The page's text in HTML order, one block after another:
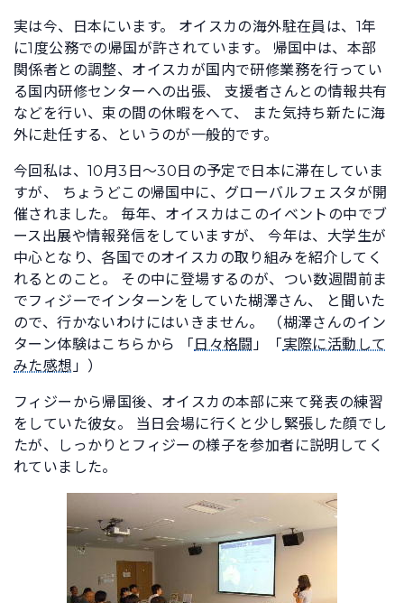
実は今、日本にいます。 オイスカの海外駐在員は、1年
に1度公務での帰国が許されています。 帰国中は、本部
関係者との調整、オイスカが国内で研修業務を行ってい
る国内研修センターへの出張、 支援者さんとの情報共有
などを行い、束の間の休暇をへて、 また気持ち新たに海
外に赴任する、というのが一般的です。
今回私は、10月3日～30日の予定で日本に滞在していま
すが、 ちょうどこの帰国中に、グローバルフェスタが開
催されました。 毎年、オイスカはこのイベントの中でブ
ース出展や情報発信をしていますが、 今年は、大学生が
中心となり、各国でのオイスカの取り組みを紹介してく
れるとのこと。 その中に登場するのが、つい数週間前ま
でフィジーでインターンをしていた楜澤さん、 と聞いた
ので、行かないわけにはいきません。 （楜澤さんのイン
ターン体験はこちらから 「日々格闘」「実際に活動して
みた感想」）
フィジーから帰国後、オイスカの本部に来て発表の練習
をしていた彼女。 当日会場に行くと少し緊張した顔でし
たが、しっかりとフィジーの様子を参加者に説明してく
れていました。